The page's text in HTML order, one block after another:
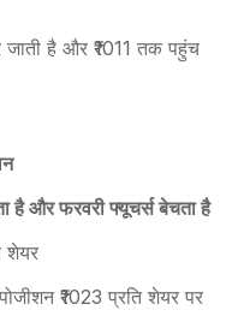
जाती है और ₹1011 तक पहुंच
है और फरवरी फ्यूचर्स बेचता है
शेयर
₹1023 प्रति शेयर पर